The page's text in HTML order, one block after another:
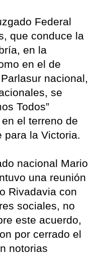
Federal
que conduce la
en la
en el de
nacional,
se
Todos”
el terreno de
para la Victoria.
nacional Mario
una reunión
Rivadavia con
sociales, no
este acuerdo,
por cerrado el
notorias